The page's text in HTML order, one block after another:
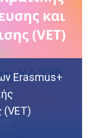
Erasmus+
(VET)